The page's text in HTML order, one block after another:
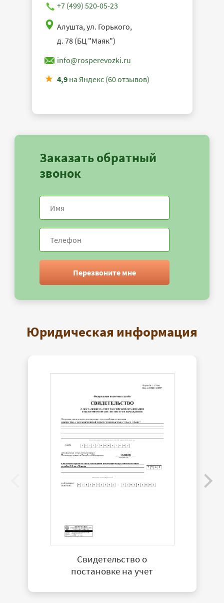
+7 (499) 520-05-23
Алушта, ул. Горького,
д. 78 (БЦ "Маяк")
info@rosperevozki.ru
4,9на Яндекс (60 отзывов)
Заказать обратный
звонок
Перезвоните мне
Юридическая информация
Свидетельство о
постановке на учет